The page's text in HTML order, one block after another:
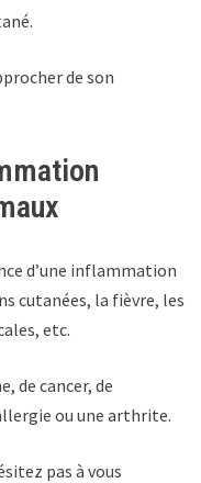
de son
d’une inflammation
cutanées, la fièvre, les
etc.
de cancer, de
ou une arthrite.
pas à vous